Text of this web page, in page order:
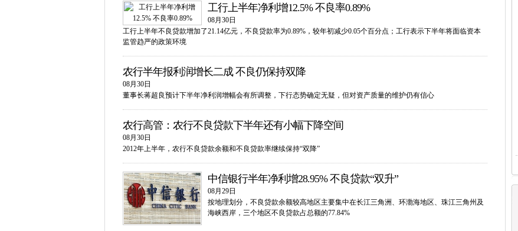
工行上半年净利增12.5% 不良率0.89%
08月30日
工行上半年不良贷款增加了21.14亿元，不良贷款率为0.89%，较年初减少0.05个百分点；工行表示下半年将面临资本
监管趋严的政策环境
农行半年报利润增长二成 不良仍保持双降
08月30日
董事长蒋超良预计下半年净利润增幅会有所调整，下行态势确定无疑，但对资产质量的维护仍有信心
农行高管：农行不良贷款下半年还有小幅下降空间
08月30日
2012年上半年，农行不良贷款余额和不良贷款率继续保持“双降”
中信银行半年净利增28.95% 不良贷款“双升”
08月29日
按地理划分，不良贷款余额较高地区主要集中在长江三角洲、环渤海地区、珠江三角州及
海峡西岸，三个地区不良贷款占总额的77.84%